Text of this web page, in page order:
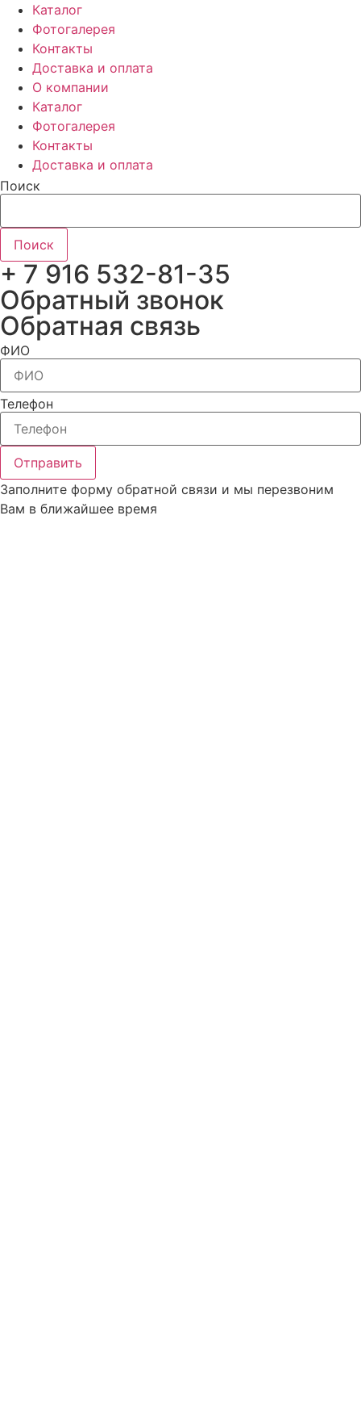
Каталог
Фотогалерея
Контакты
Доставка и оплата
О компании
Каталог
Фотогалерея
Контакты
Доставка и оплата
Поиск
Поиск
+ 7 916 532-81-35
Обратный звонок
Обратная связь
ФИО
Телефон
Отправить
Заполните форму обратной связи и мы перезвоним
Вам в ближайшее время